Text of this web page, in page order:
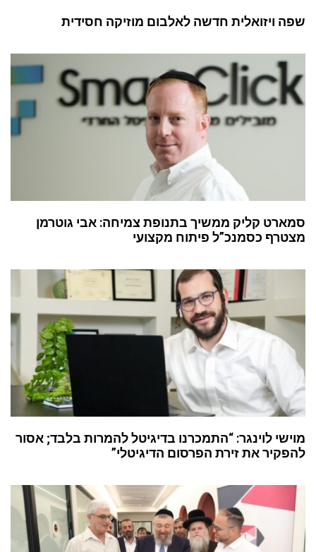
שפה ויזואלית חדשה לאלבום מוזיקה חסידית
סמארט קליק ממשיך בתנופת צמיחה: אבי גוטרמן
מצטרף כסמנכ”ל פיתוח מקצועי
מוישי לוינגר: “התמכרנו בדיגיטל להמרות בלבד; אסור
להפקיר את זירת הפרסום הדיגיטלי”